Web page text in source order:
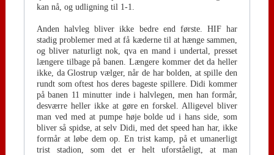
kan nå, og udligning til 1-1.
Anden halvleg bliver ikke bedre end første. HIF har
stadig problemer med at få kæderne til at hænge sammen,
og bliver naturligt nok, qva en mand i undertal, presset
længere tilbage på banen. Længere kommer det da heller
ikke, da Glostrup vælger, når de har bolden, at spille den
rundt som oftest hos deres bageste spillere. Didi kommer
på banen 11 minutter inde i halvlegen, men han formår,
desværre heller ikke at gøre en forskel. Alligevel bliver
man ved med at pumpe høje bolde ud i hans side, som
bliver så spidse, at selv Didi, med det speed han har, ikke
formår at løbe dem op. En trist kamp, på et umanerligt
trist stadion, som det er helt uforståeligt, at man